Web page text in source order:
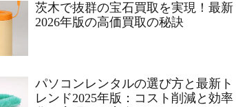
茨木で抜群の宝石買取を実現！最新
2026年版の高価買取の秘訣
パソコンレンタルの選び方と最新ト
レンド2025年版：コスト削減と効率